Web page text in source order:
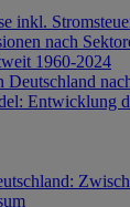
inkl.
nach
1960-2024
Deutschland
Entwicklung